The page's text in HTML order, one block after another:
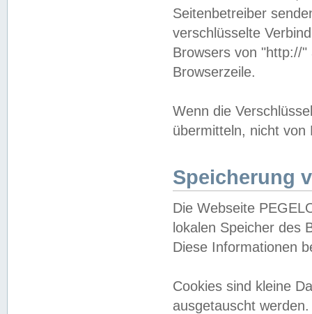
Seitenbetreiber
verschlüsselte
Browsers von "http://
Browserzeile.
Wenn die
übermitteln, nicht von
Speicherung
Die Webseite
lokalen Speicher des
Diese Informationen
Cookies sind kleine
ausgetauscht